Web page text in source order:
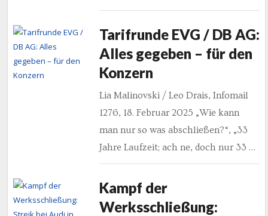
Tarifrunde EVG / DB AG:
Alles gegeben – für den
Konzern
Lia Malinovski / Leo Drais, Infomail
1276, 18. Februar 2025 „Wie kann
man nur so was abschließen?“, „33
Jahre Laufzeit; ach ne, doch nur 33 …
Kampf der
Werksschließung: